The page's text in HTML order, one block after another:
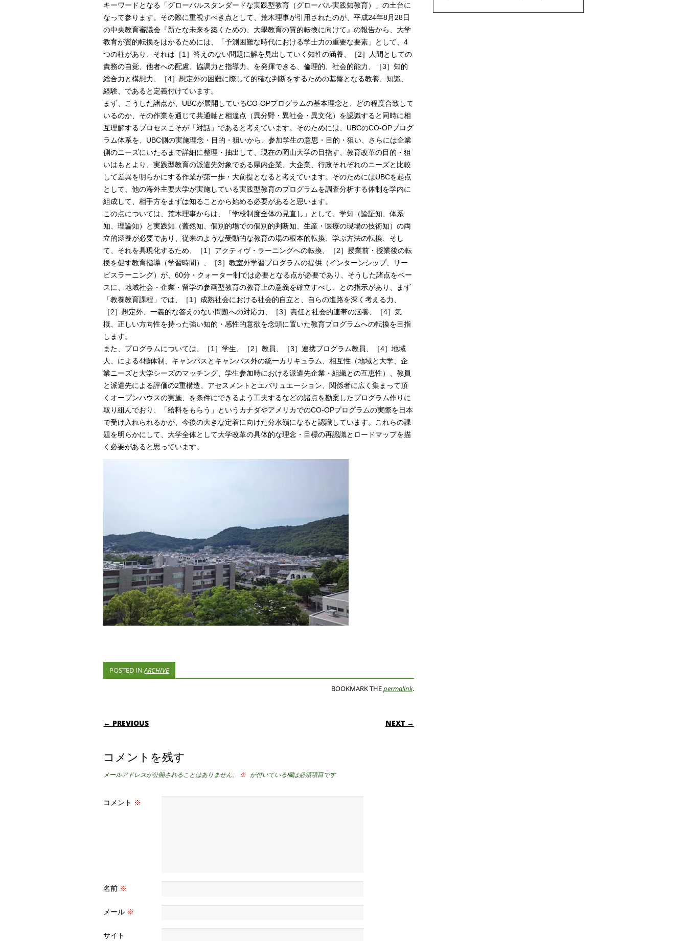
キーワードとなる「グローバルスタンダードな実践型教育（グローバル実践知教育）」の土台に
なって参ります。その際に重視すべき点として、荒木理事が引用されたのが、平成24年8月28日
の中央教育審議会『新たな未来を築くための、大學教育の質的転換に向けて』の報告から、大学
教育が質的転換をはかるためには、「予測困難な時代における学士力の重要な要素」として、4
つの柱があり、それは［1］答えのない問題に解を見出していく知性の涵養、［2］人間としての
責務の自覚、他者への配慮、協調力と指導力、を発揮できる、倫理的、社会的能力、［3］知的
総合力と構想力、［4］想定外の困難に際して的確な判断をするための基盤となる教養、知識、
経験、であると定義付けています。
まず、こうした諸点が、UBCが展開しているCO-OPプログラムの基本理念と、どの程度合致して
いるのか、その作業を通じて共通軸と相違点（異分野・異社会・異文化）を認識すると同時に相
互理解するプロセスこそが「対話」であると考えています。そのためには、UBCのCO-OPプログ
ラム体系を、UBC側の実施理念・目的・狙いから、参加学生の意思・目的・狙い、さらには企業
側のニーズにいたるまで詳細に整理・抽出して、現在の岡山大学の目指す、教育改革の目的・狙
いはもとより、実践型教育の派遣先対象である県内企業、大企業、行政それぞれのニーズと比較
して差異を明らかにする作業が第一歩・大前提となると考えています。そのためにはUBCを起点
として、他の海外主要大学が実施している実践型教育のプログラムを調査分析する体制を学内に
組成して、相手方をまずは知ることから始める必要があると思います。
この点については、荒木理事からは、「学校制度全体の見直し」として、学知（論証知、体系
知、理論知）と実践知（蓋然知、個別的場での個別的判断知、生産・医療の現場の技術知）の両
立的涵養が必要であり、従来のような受動的な教育の場の根本的転換、学ぶ方法の転換、そし
て、それを具現化するため、［1］アクティヴ・ラーニングへの転換、［2］授業前・授業後の転
換を促す教育指導（学習時間）、［3］教室外学習プログラムの提供（インターンシップ、サー
ビスラーニング）が、60分・クォーター制では必要となる点が必要であり、そうした諸点をベー
スに、地域社会・企業・留学の参画型教育の教育上の意義を確立すべし、との指示があり、まず
「教養教育課程」では、［1］成熟社会における社会的自立と、自らの進路を深く考える力、
［2］想定外、一義的な答えのない問題への対応力、［3］責任と社会的連帯の涵養、［4］気
概、正しい方向性を持った強い知的・感性的意欲を念頭に置いた教育プログラムへの転換を目指
します。
また、プログラムについては、［1］学生、［2］教員、［3］連携プログラム教員、［4］地域
人、による4極体制、キャンパスとキャンパス外の統一カリキュラム、相互性（地域と大学、企
業ニーズと大学シーズのマッチング、学生参加時における派遣先企業・組織との互恵性）、教員
と派遣先による評価の2重構造、アセスメントとエバリュエーション、関係者に広く集まって頂
くオープンハウスの実施、を条件にできるよう工夫するなどの諸点を勘案したプログラム作りに
取り組んでおり、「給料をもらう」というカナダやアメリカでのCO-OPプログラムの実際を日本
で受け入れられるかが、今後の大きな定着に向けた分水嶺になると認識しています。これらの課
題を明らかにして、大学全体として大学改革の具体的な理念・目標の再認識とロードマップを描
く必要があると思っています。
POSTED INARCHIVE
BOOKMARK THEpermalink.
POST NAVIGATION
← PREVIOUS NEXT →
コメントを残す
メールアドレスが公開されることはありません。 ※ が付いている欄は必須項目です
コメント ※
名前 ※
メール ※
サイト